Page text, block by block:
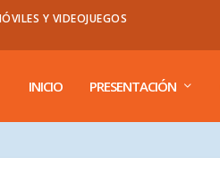
Y VIDEOJUEGOS
INICIO PRESENTACIÓN